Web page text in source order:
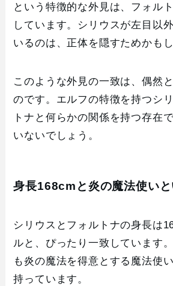
という特徴的な外見は、フォル
しています。シリウスが左目以
いるのは、正体を隠すためかもし
このような外見の一致は、偶然
のです。エルフの特徴を持つシ
トナと何らかの関係を持つ存在
いないでしょう。
身長168cmと炎の魔法使い
シリウスとフォルトナの身長は
ルと、ぴったり一致しています
も炎の魔法を得意とする魔法使
持っています。